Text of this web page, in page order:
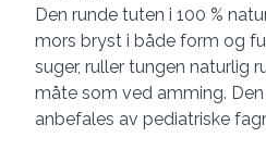
Den runde tuten i 100 %
mors bryst i både form og
suger, ruller tungen naturlig
måte som ved amming.
anbefales av pediatriske